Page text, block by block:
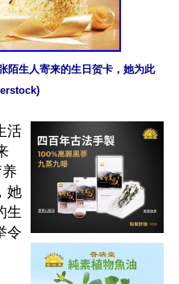
陌生人寄来的生日贺卡，她为此
活
她
生
令